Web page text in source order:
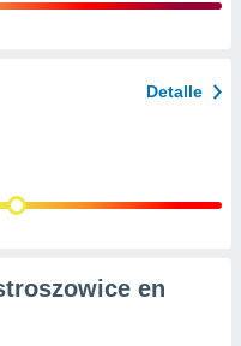
Detalle
en